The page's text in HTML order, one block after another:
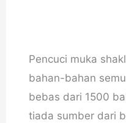
Pencuci muka
bahan-bahan
bebas dari 1500
tiada sumber dari